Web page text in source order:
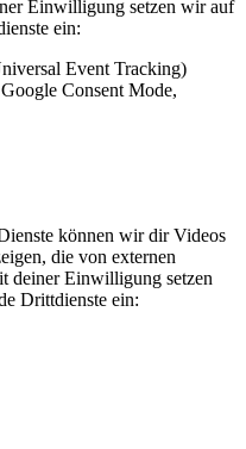
Einwilligung setzen wir auf
ein:
Event Tracking)
Consent Mode,
können wir dir Videos
die von externen
deiner Einwilligung setzen
Drittdienste ein: